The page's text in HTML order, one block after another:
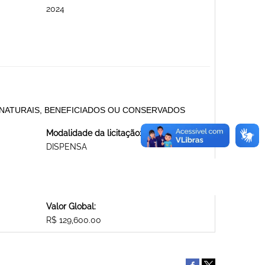
2024
BENEFICIADOS OU CONSERVADOS
Modalidade da licitação:
DISPENSA
Valor Global:
R$ 129,600.00